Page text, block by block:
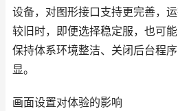
设备，对图形接口支持更完善，
较旧时，即便选择稳定服，也可
保持体系环境整洁、关闭后台程
显。
画面设置对体验的影响